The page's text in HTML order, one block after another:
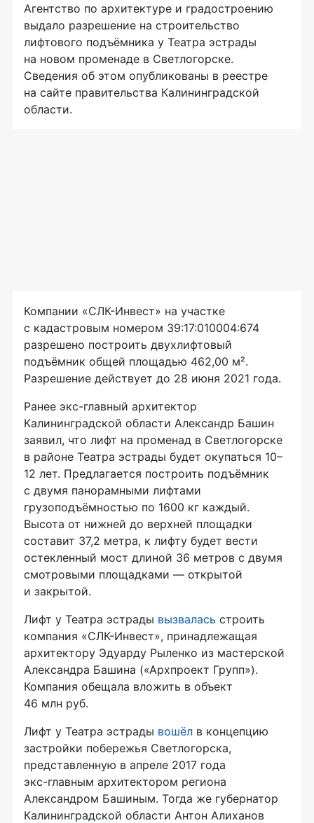
Агентство по архитектуре и градостроению
выдало разрешение на строительство
лифтового подъёмника у Театра эстрады
на новом променаде в Светлогорске.
Сведения об этом опубликованы в реестре
на сайте правительства Калининградской
области.
Компании «СЛК-Инвест» на участке
с кадастровым номером 39:17:010004:674
разрешено построить двухлифтовый
подъёмник общей площадью 462,00 м².
Разрешение действует до 28 июня 2021 года.
Ранее экс-главный архитектор
Калининградской области Александр Башин
заявил, что лифт на променад в Светлогорске
в районе Театра эстрады будет окупаться 10–
12 лет. Предлагается построить подъёмник
с двумя панорамными лифтами
грузоподъёмностью по 1600 кг каждый.
Высота от нижней до верхней площадки
составит 37,2 метра, к лифту будет вести
остекленный мост длиной 36 метров с двумя
смотровыми площадками — открытой
и закрытой.
Лифт у Театра эстрады вызвалась строить
компания «СЛК-Инвест», принадлежащая
архитектору Эдуарду Рыленко из мастерской
Александра Башина («Архпроект Групп»).
Компания обещала вложить в объект
46 млн руб.
Лифт у Театра эстрады вошёл в концепцию
застройки побережья Светлогорска,
представленную в апреле 2017 года
экс-главным архитектором региона
Александром Башиным. Тогда же губернатор
Калининградской области Антон Алиханов